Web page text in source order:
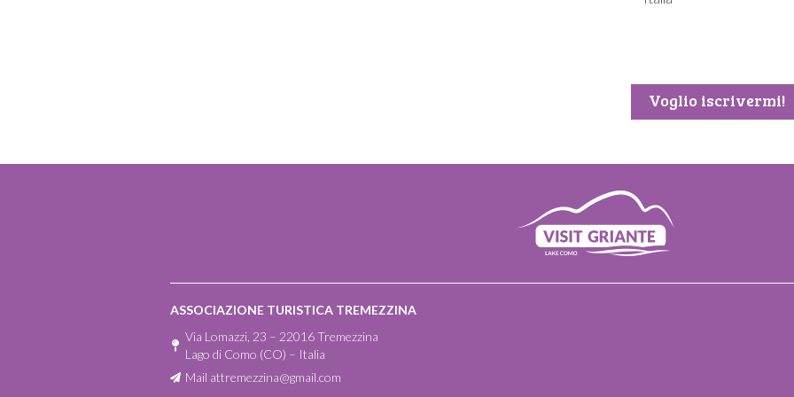
Voglio iscrivermi!
ASSOCIAZIONE TURISTICA TREMEZZINA
Via Lomazzi, 23 – 22016 Tremezzina
Lago di Como (CO) – Italia
Mail attremezzina@gmail.com